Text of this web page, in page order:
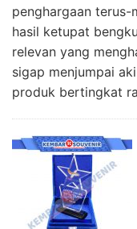
penghargaan terus-
hasil ketupat
relevan yang
sigap menjumpai
produk bertingkat